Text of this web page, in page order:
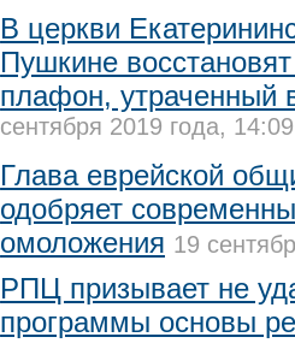
В церкви
Пушкине
плафон, утраченный
сентября 2019 года, 14:09
Глава еврейской
одобряет
омоложения 19
РПЦ призывает не
программы основы